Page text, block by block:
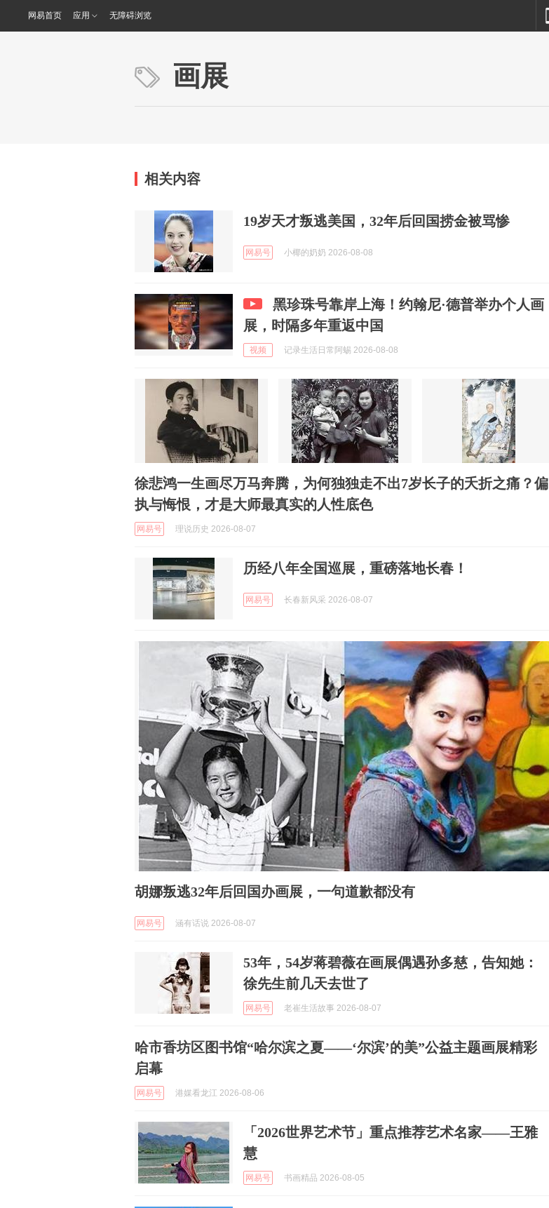
网易首页 应用 无障碍浏览
画展
相关内容
19岁天才叛逃美国，32年后回国捞金被骂惨
网易号 小椰的奶奶 2026-08-08
黑珍珠号靠岸上海！约翰尼·德普举办个人画
展，时隔多年重返中国
视频 记录生活日常阿蜴 2026-08-08
徐悲鸿一生画尽万马奔腾，为何独独走不出7岁长子的夭折之痛？偏
执与悔恨，才是大师最真实的人性底色
网易号 理说历史 2026-08-07
历经八年全国巡展，重磅落地长春！
网易号 长春新风采 2026-08-07
胡娜叛逃32年后回国办画展，一句道歉都没有
网易号 涵有话说 2026-08-07
53年，54岁蒋碧薇在画展偶遇孙多慈，告知她：
徐先生前几天去世了
网易号 老崔生活故事 2026-08-07
哈市香坊区图书馆“哈尔滨之夏——‘尔滨’的美”公益主题画展精彩
启幕
网易号 港媒看龙江 2026-08-06
「2026世界艺术节」重点推荐艺术名家——王雅
慧
网易号 书画精品 2026-08-05